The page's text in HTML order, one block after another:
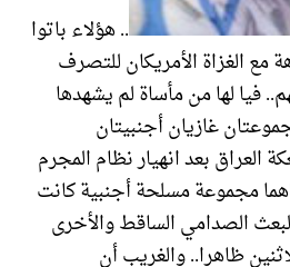
.. هؤلاء باتوا
مع الغزاة الأمريكان للتصرف
فيا لها من مأساة لم يشهدها
غازيان أجنبيتان
العراق بعد انهيار نظام المجرم
مجموعة مسلحة أجنبية كانت
الصدامي الساقط والأخرى
ظاهرا.. والغريب أن